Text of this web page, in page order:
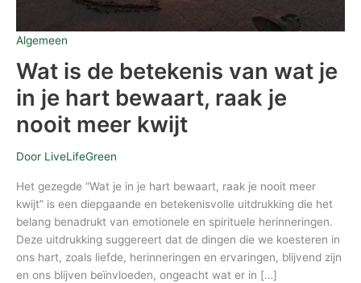
Algemeen
Wat is de betekenis van wat je
in je hart bewaart, raak je
nooit meer kwijt
Door LiveLifeGreen
Het gezegde “Wat je in je hart bewaart, raak je nooit meer
kwijt” is een diepgaande en betekenisvolle uitdrukking die het
belang benadrukt van emotionele en spirituele herinneringen.
Deze uitdrukking suggereert dat de dingen die we koesteren in
ons hart, zoals liefde, herinneringen en ervaringen, blijvend zijn
en ons blijven beïnvloeden, ongeacht wat er in […]